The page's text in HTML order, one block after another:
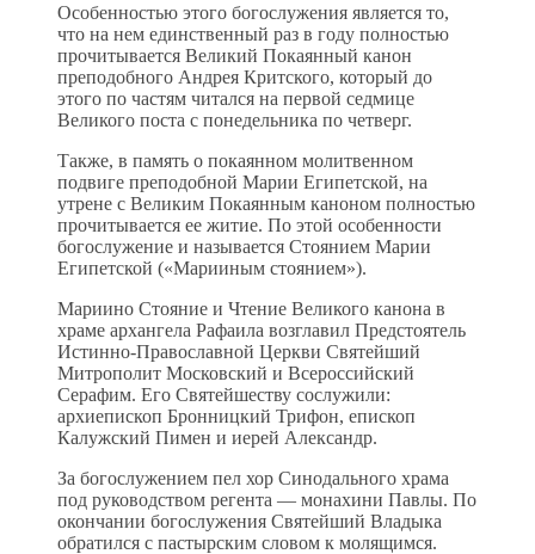
Особенностью этого богослужения является то,
что на нем единственный раз в году полностью
прочитывается Великий Покаянный канон
преподобного Андрея Критского, который до
этого по частям читался на первой седмице
Великого поста с понедельника по четверг.
Также, в память о покаянном молитвенном
подвиге преподобной Марии Египетской, на
утрене с Великим Покаянным каноном полностью
прочитывается ее житие. По этой особенности
богослужение и называется Стоянием Марии
Египетской («Марииным стоянием»).
Мариино Стояние и Чтение Великого канона в
храме архангела Рафаила возглавил Предстоятель
Истинно-Православной Церкви Святейший
Митрополит Московский и Всероссийский
Серафим. Его Святейшеству сослужили:
архиепископ Бронницкий Трифон, епископ
Калужский Пимен и иерей Александр.
За богослужением пел хор Синодального храма
под руководством регента — монахини Павлы. По
окончании богослужения Святейший Владыка
обратился с пастырским словом к молящимся.